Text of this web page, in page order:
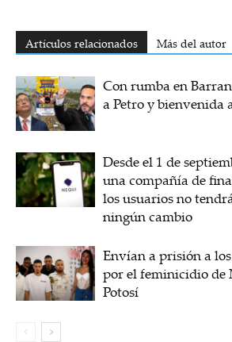
Artículos relacionados Más del autor
Con rumba en
a Petro y bienvenida
Desde el 1 de
una compañía de
los usuarios no
ningún cambio
Envían a prisión a
por el feminicidio de
Potosí